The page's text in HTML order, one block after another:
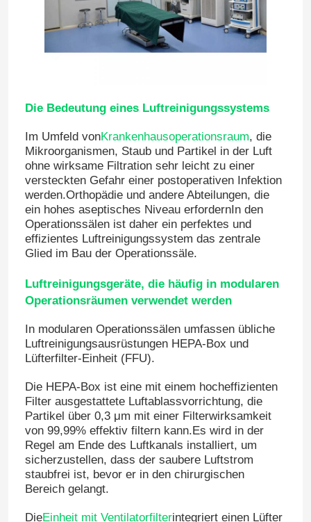
Die Bedeutung eines Luftreinigungssystems
Im Umfeld vonKrankenhausoperationsraum, die
Mikroorganismen, Staub und Partikel in der Luft
ohne wirksame Filtration sehr leicht zu einer
versteckten Gefahr einer postoperativen Infektion
werden.Orthopädie und andere Abteilungen, die
ein hohes aseptisches Niveau erfordernIn den
Operationssälen ist daher ein perfektes und
effizientes Luftreinigungssystem das zentrale
Glied im Bau der Operationssäle.
Luftreinigungsgeräte, die häufig in modularen
Operationsräumen verwendet werden
In modularen Operationssälen umfassen übliche
Luftreinigungsausrüstungen HEPA-Box und
Lüfterfilter-Einheit (FFU).
Die HEPA-Box ist eine mit einem hocheffizienten
Filter ausgestattete Luftablassvorrichtung, die
Partikel über 0,3 μm mit einer Filterwirksamkeit
von 99,99% effektiv filtern kann.Es wird in der
Regel am Ende des Luftkanals installiert, um
sicherzustellen, dass der saubere Luftstrom
staubfrei ist, bevor er in den chirurgischen
Bereich gelangt.
DieEinheit mit Ventilatorfilterintegriert einen Lüfter